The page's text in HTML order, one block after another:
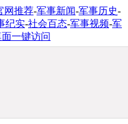
网推荐-军事新闻-军事历史-
纪实-社会百态-军事视频-军
一键访问